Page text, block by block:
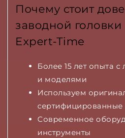
Почему стоит
заводной
Expert-Time
Более 15 лет опыта
и моделями
Используем
сертифицированные
Современное
инструменты